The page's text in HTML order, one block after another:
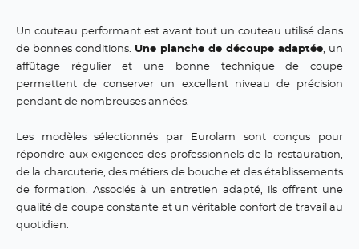
Un couteau performant est avant tout un couteau utilisé dans
de bonnes conditions. Une planche de découpe adaptée, un
affûtage régulier et une bonne technique de coupe
permettent de conserver un excellent niveau de précision
pendant de nombreuses années.
Les modèles sélectionnés par Eurolam sont conçus pour
répondre aux exigences des professionnels de la restauration,
de la charcuterie, des métiers de bouche et des établissements
de formation. Associés à un entretien adapté, ils offrent une
qualité de coupe constante et un véritable confort de travail au
quotidien.